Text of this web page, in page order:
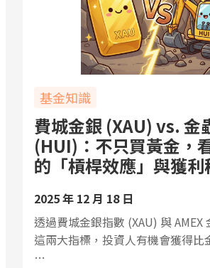
基金知識
費城金銀 (XAU) vs. 金
(HUI)：不只買黃金，
的「槓桿效應」與獲利
2025 年 12 月 18 日
透過費城金銀指數 (XAU) 與 AMEX
這兩大指標，投資人有機會獲得比
…